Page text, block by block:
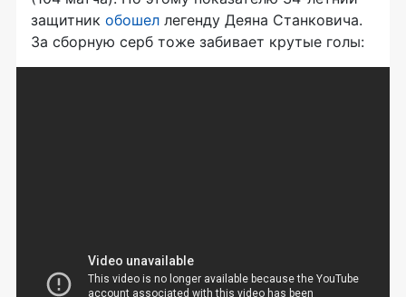
защитник обошел легенду Деяна Станковича.
За сборную серб тоже забивает крутые голы: